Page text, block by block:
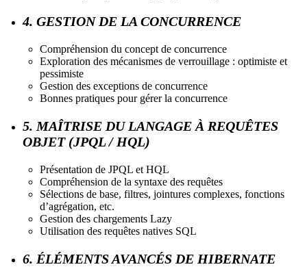
4. GESTION DE LA CONCURRENCE
Compréhension du concept de concurrence
Exploration des mécanismes de verrouillage : optimiste et
pessimiste
Gestion des exceptions de concurrence
Bonnes pratiques pour gérer la concurrence
5. MAÎTRISE DU LANGAGE À REQUÊTES
OBJET (JPQL / HQL)
Présentation de JPQL et HQL
Compréhension de la syntaxe des requêtes
Sélections de base, filtres, jointures complexes, fonctions
d’agrégation, etc.
Gestion des chargements Lazy
Utilisation des requêtes natives SQL
6. ÉLÉMENTS AVANCÉS DE HIBERNATE